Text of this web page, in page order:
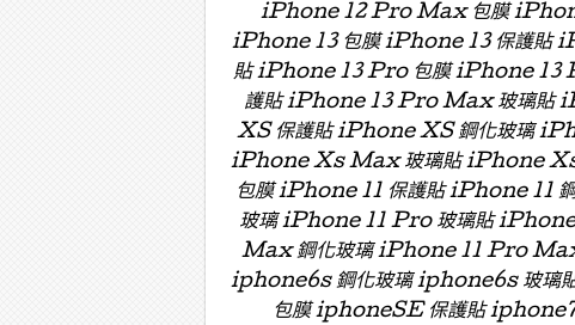
iPhone 12 Pro Max 包膜
iPhone 13 包膜 iPhone 13 保護貼
貼 iPhone 13 Pro 包膜 iPhone 13
護貼 iPhone 13 Pro Max 玻璃貼
XS 保護貼 iPhone XS 鋼化玻璃
iPhone Xs Max 玻璃貼 iPhone
包膜 iPhone 11 保護貼 iPhone 11
玻璃 iPhone 11 Pro 玻璃貼
Max 鋼化玻璃 iPhone 11 Pro
iphone6s 鋼化玻璃 iphone6s 玻璃
包膜 iphoneSE 保護貼